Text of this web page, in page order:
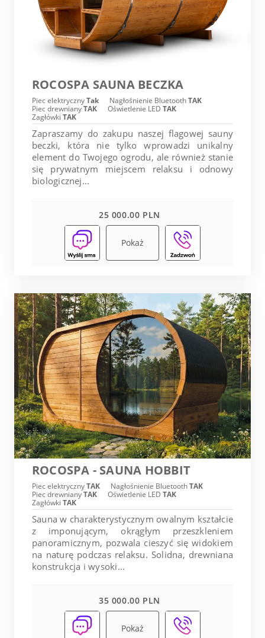
ROCOSPA SAUNA BECZKA
Piec elektrycznyTak Nagłośnienie BluetoothTAK
Piec drewnianyTAK Oświetlenie LED TAK
Zagłówki TAK
Zapraszamy do zakupu naszej flagowej sauny
beczki, która nie tylko wprowadzi unikalny
element do Twojego ogrodu, ale również stanie
się prywatnym miejscem relaksu i odnowy
biologicznej...
25 000.00 PLN
Pokaż
ROCOSPA - SAUNA HOBBIT
Piec elektrycznyTAK Nagłośnienie BluetoothTAK
Piec drewnianyTAK Oświetlenie LED TAK
Zagłówki TAK
Sauna w charakterystycznym owalnym kształcie
z imponującym, okrągłym przeszkleniem
panoramicznym, pozwala cieszyć się widokiem
na naturę podczas relaksu. Solidna, drewniana
konstrukcja i wysoki...
35 000.00 PLN
Pokaż